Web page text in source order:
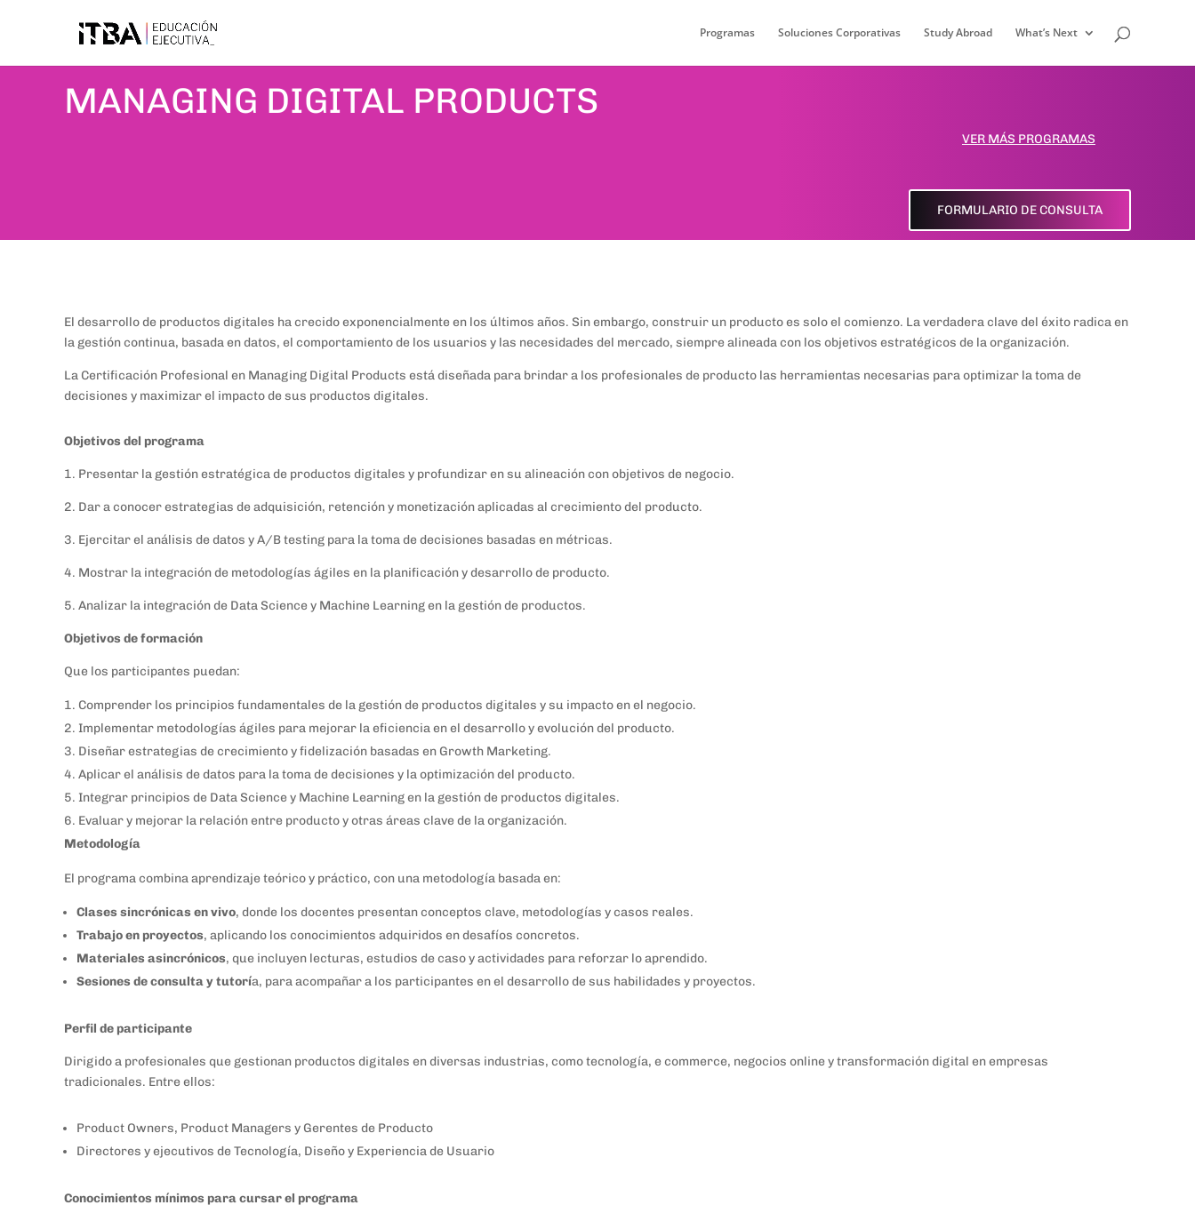
Programas Soluciones Corporativas Study Abroad What’s Next
MANAGING DIGITAL PRODUCTS
VER MÁS PROGRAMAS
FORMULARIO DE CONSULTA
El desarrollo de productos digitales ha crecido exponencialmente en los últimos años. Sin embargo, construir un producto es solo el comienzo. La verdadera clave del éxito radica en
la gestión continua, basada en datos, el comportamiento de los usuarios y las necesidades del mercado, siempre alineada con los objetivos estratégicos de la organización.
La Certificación Profesional en Managing Digital Products está diseñada para brindar a los profesionales de producto las herramientas necesarias para optimizar la toma de
decisiones y maximizar el impacto de sus productos digitales.
Objetivos del programa
1. Presentar la gestión estratégica de productos digitales y profundizar en su alineación con objetivos de negocio.
2. Dar a conocer estrategias de adquisición, retención y monetización aplicadas al crecimiento del producto.
3. Ejercitar el análisis de datos y A/B testing para la toma de decisiones basadas en métricas.
4. Mostrar la integración de metodologías ágiles en la planificación y desarrollo de producto.
5. Analizar la integración de Data Science y Machine Learning en la gestión de productos.
Objetivos de formación
Que los participantes puedan:
Comprender los principios fundamentales de la gestión de productos digitales y su impacto en el negocio.
Implementar metodologías ágiles para mejorar la eficiencia en el desarrollo y evolución del producto.
Diseñar estrategias de crecimiento y fidelización basadas en Growth Marketing.
Aplicar el análisis de datos para la toma de decisiones y la optimización del producto.
Integrar principios de Data Science y Machine Learning en la gestión de productos digitales.
Evaluar y mejorar la relación entre producto y otras áreas clave de la organización.
Metodología
El programa combina aprendizaje teórico y práctico, con una metodología basada en:
Clases sincrónicas en vivo, donde los docentes presentan conceptos clave, metodologías y casos reales.
Trabajo en proyectos, aplicando los conocimientos adquiridos en desafíos concretos.
Materiales asincrónicos, que incluyen lecturas, estudios de caso y actividades para reforzar lo aprendido.
Sesiones de consulta y tutoría, para acompañar a los participantes en el desarrollo de sus habilidades y proyectos.
Perfil de participante
Dirigido a profesionales que gestionan productos digitales en diversas industrias, como tecnología, e commerce, negocios online y transformación digital en empresas
tradicionales. Entre ellos:
Product Owners, Product Managers y Gerentes de Producto
Directores y ejecutivos de Tecnología, Diseño y Experiencia de Usuario
Conocimientos mínimos para cursar el programa